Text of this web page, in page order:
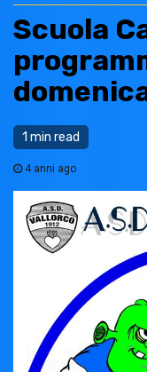
Scuola
1 min read
4 anni ago